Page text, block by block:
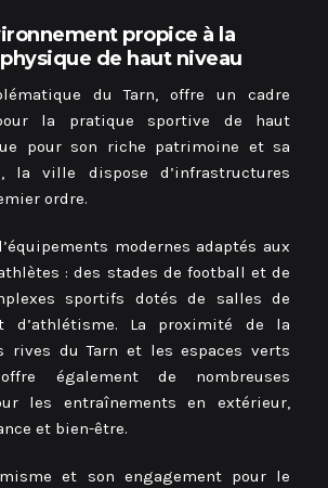
propice à la
de haut niveau
du Tarn, offre un cadre
la pratique sportive de haut
pour son riche patrimoine et sa
la ville dispose d’infrastructures
ordre.
modernes adaptés aux
: des stades de football et de
sportifs dotés de salles de
d’athlétisme. La proximité de la
rives du Tarn et les espaces verts
également de nombreuses
les entraînements en extérieur,
et bien-être.
et son engagement pour le